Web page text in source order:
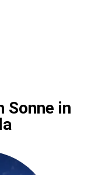
Sonne in